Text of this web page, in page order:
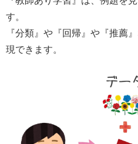
す。
『分類』や『回帰』や『推薦
現できます。